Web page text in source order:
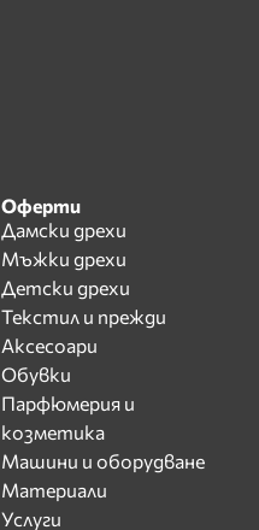
Оферти
Дамски дрехи
Мъжки дрехи
Детски дрехи
Текстил и прежди
Аксесоари
Обувки
Парфюмерия и
козметика
Машини и оборудване
Материали
Услуги